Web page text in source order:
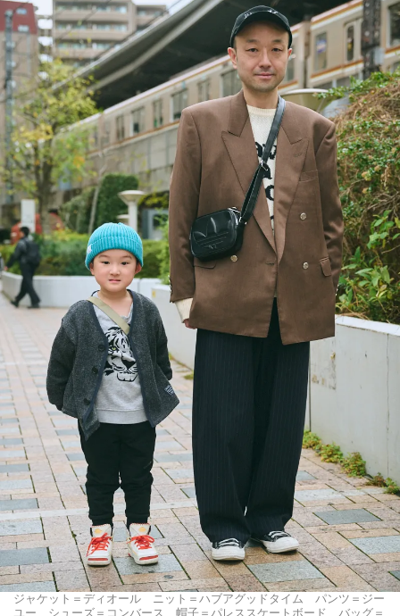
ジャケット＝ディオール ニット＝ハブアグッドタイム パンツ＝ジー
ユー シューズ＝コンバース 帽子＝パレススケートボード バッグ＝